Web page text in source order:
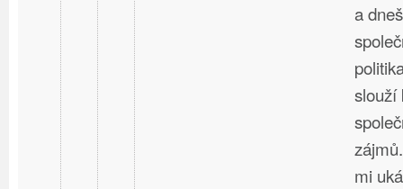
a
slouží
mi